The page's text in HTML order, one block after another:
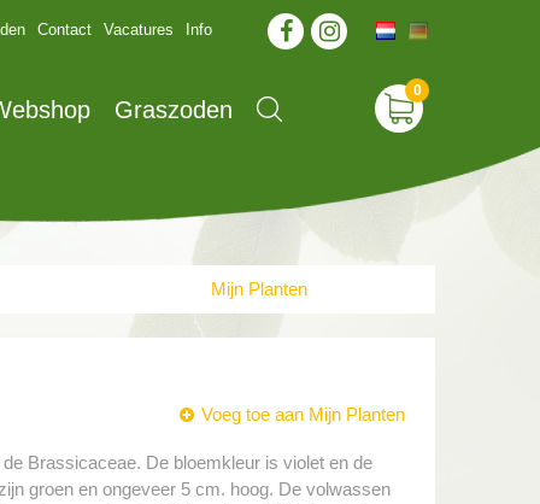
Contact Vacatures Info
Graszoden
Mijn Planten
Voeg toe aan Mijn Planten
Brassicaceae. De bloemkleur is violet en de
groen en ongeveer 5 cm. hoog. De volwassen